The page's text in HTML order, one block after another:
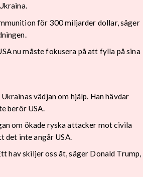
för 300 miljarder dollar, säger
nu måste fokusera på att fylla på sina
vädjan om hjälp. Han hävdar
berör USA.
om ökade ryska attacker mot civila
det inte angår USA.
hav skiljer oss åt, säger Donald Trump,